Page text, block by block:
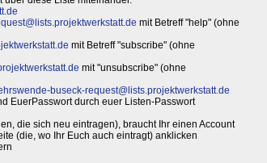
mit Betreff "help" (ohne
mit Betreff "subscribe" (ohne
mit "unsubscribe" (ohne
buseck-request@lists.projektwerkstatt.de
EuerPasswort durch euer Listen-Passwort
die sich neu eintragen), braucht Ihr einen Account
(die, wo Ihr Euch auch eintragt) anklicken